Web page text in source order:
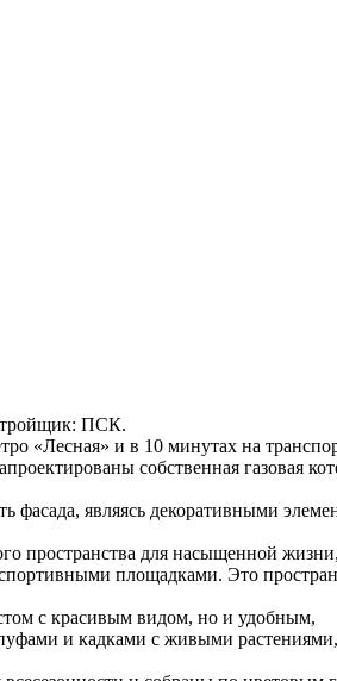
ПСК.
«Лесная» и в 10 минутах на
собственная газовая
являясь декоративными
пространства для насыщенной
площадками. Это
с красивым видом, но и удобным,
и кадками с живыми